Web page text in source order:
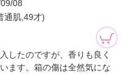
08
通肌,49才)
したのですが、香りも良く
ます。箱の傷は全然気にな